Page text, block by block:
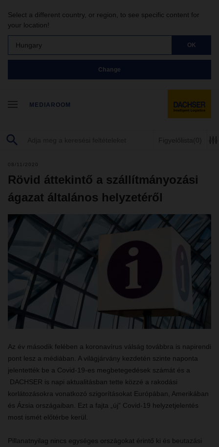
Select a different country, or region, to see specific content for
your location!
Hungary OK
Change
MEDIAROOM
Figyelőlista (0)
08/11/2020
Rövid áttekintő a szállítmányozási
ágazat általános helyzetéről
Az év második felében a koronavírus válság továbbra is napirendi
pont lesz a médiában. A világjárvány kezdetén szinte naponta
jelentették be a Covid-19-es megbetegedések számát és a
DACHSER is napi aktualitásban tette közzé a rakodási
korlátozásokra vonatkozó szigorításokat Európában, Amerikában
és Ázsia országaiban. Ezt a fajta „új” Covid-19 helyzetjelentés
most ismét előtérbe kerül.
Pillanatnyilag nincs egységes országokat érintő ki és beutazási